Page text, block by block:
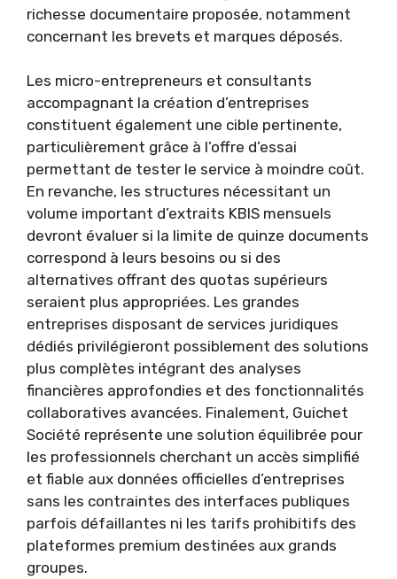
richesse documentaire proposée, notamment
concernant les brevets et marques déposés.
Les micro-entrepreneurs et consultants
accompagnant la création d’entreprises
constituent également une cible pertinente,
particulièrement grâce à l’offre d’essai
permettant de tester le service à moindre coût.
En revanche, les structures nécessitant un
volume important d’extraits KBIS mensuels
devront évaluer si la limite de quinze documents
correspond à leurs besoins ou si des
alternatives offrant des quotas supérieurs
seraient plus appropriées. Les grandes
entreprises disposant de services juridiques
dédiés privilégieront possiblement des solutions
plus complètes intégrant des analyses
financières approfondies et des fonctionnalités
collaboratives avancées. Finalement, Guichet
Société représente une solution équilibrée pour
les professionnels cherchant un accès simplifié
et fiable aux données officielles d’entreprises
sans les contraintes des interfaces publiques
parfois défaillantes ni les tarifs prohibitifs des
plateformes premium destinées aux grands
groupes.